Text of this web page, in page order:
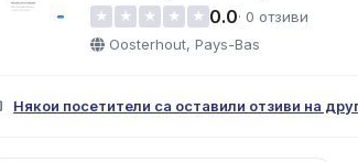
★ ★ ★ ★ ★ 0.0· 0 отзиви
Oosterhout, Pays-Bas
Някои посетители са оставили отзиви на